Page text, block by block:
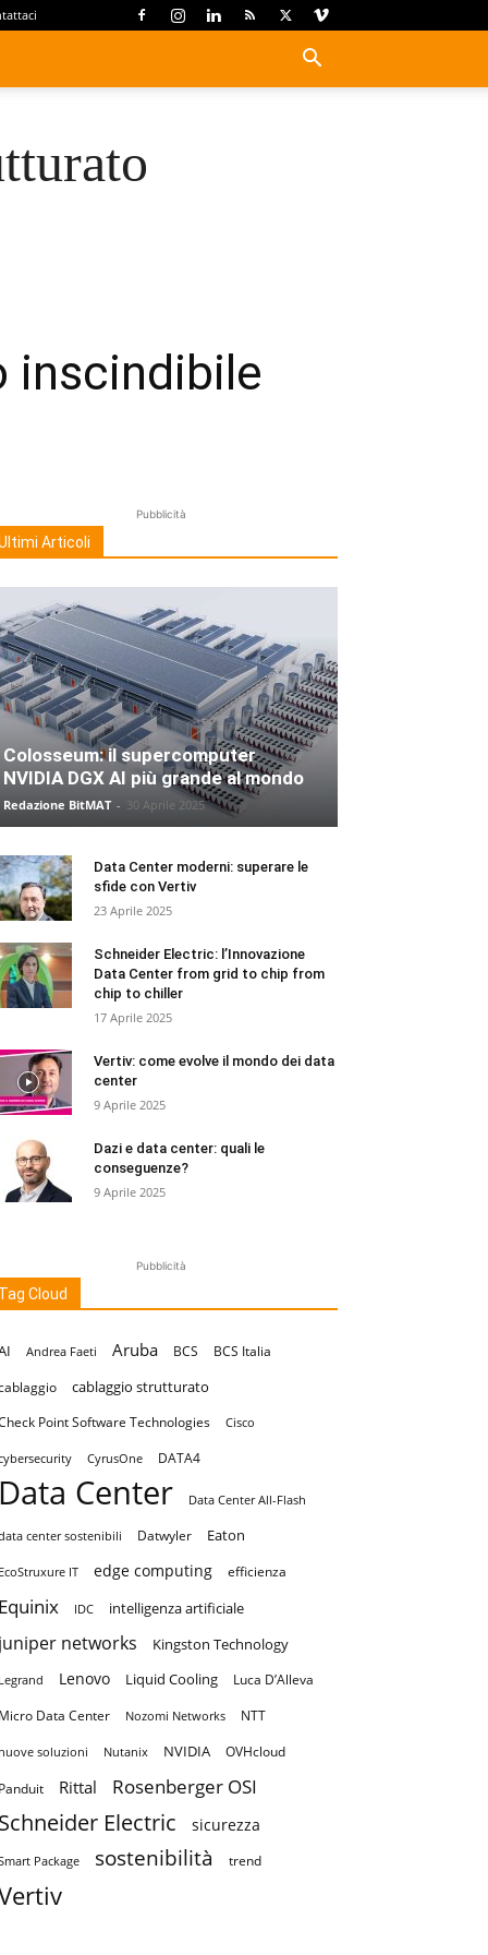
inscindibile
Pubblicità
Articoli
Colosseum: il supercomputer
NVIDIA DGX AI più grande al mondo
Redazione BitMAT - 30 Aprile 2025
Data Center moderni: superare le
sfide con Vertiv
23 Aprile 2025
Schneider Electric: l’Innovazione
Data Center from grid to chip from
chip to chiller
17 Aprile 2025
Vertiv: come evolve il mondo dei data
center
9 Aprile 2025
Dazi e data center: quali le
conseguenze?
9 Aprile 2025
Pubblicità
Tag Cloud
Andrea Faeti Aruba BCS
BCS Italia
cablaggio strutturato
Point Software Technologies Cisco
CyrusOne DATA4
Data Center Data Center All-Flash
center sostenibili Datwyler Eaton
EcoStruxure IT edge computing efficienza
Equinix IDC intelligenza artificiale
juniper networks Kingston Technology
Legrand Lenovo Liquid Cooling
Luca D’Alleva
Micro Data Center
Nozomi Networks NTT
nuove soluzioni Nutanix NVIDIA
OVHcloud
Panduit
Rittal Rosenberger OSI
Schneider Electric sicurezza
Package sostenibilità trend